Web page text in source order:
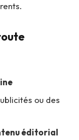
ou des
éditorial